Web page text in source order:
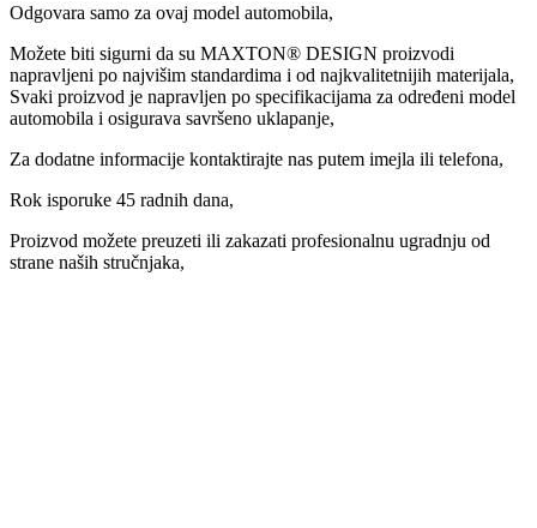
Odgovara samo za ovaj model automobila,
Možete biti sigurni da su MAXTON® DESIGN proizvodi
napravljeni po najvišim standardima i od najkvalitetnijih materijala,
Svaki proizvod je napravljen po specifikacijama za određeni model
automobila i osigurava savršeno uklapanje,
Za dodatne informacije kontaktirajte nas putem imejla ili telefona,
Rok isporuke 45 radnih dana,
Proizvod možete preuzeti ili zakazati profesionalnu ugradnju od
strane naših stručnjaka,